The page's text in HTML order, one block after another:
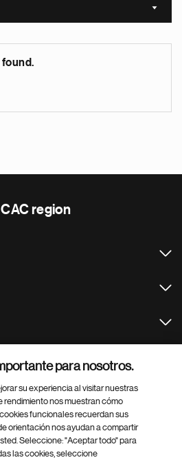
Sort
found.
region
para nosotros.
su experiencia al visitar nuestras
rendimiento nos muestran cómo
funcionales recuerdan sus
orientación nos ayudan a compartir
Seleccione: "Aceptar todo" para
las cookies, seleccione